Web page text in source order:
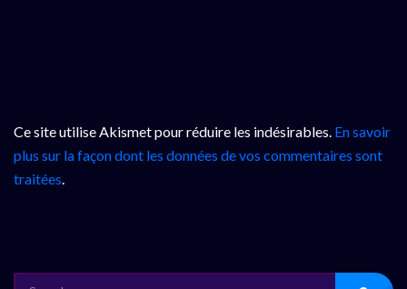
Ce site utilise Akismet pour réduire les indésirables. En savoir
plus sur la façon dont les données de vos commentaires sont
traitées.